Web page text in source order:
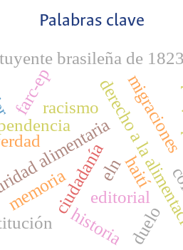
Palabras clave
editorial
derecho a la
alimentaria
brasileña de
haití
ciudadaníaeln
farc-epracismo
historia
memoria
duelo